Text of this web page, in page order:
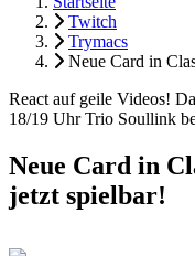
Twitch
Trymacs
Neue Card in
React auf geile Videos!
18/19 Uhr Trio Soullink
Neue Card in
jetzt spielbar!